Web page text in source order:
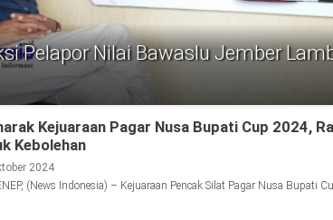
Pelapor Nilai Bawaslu Jember
Kejuaraan Pagar Nusa Bupati Cup 2024,
Kebolehan
2024
(News Indonesia) – Kejuaraan Pencak Silat Pagar Nusa Bupati